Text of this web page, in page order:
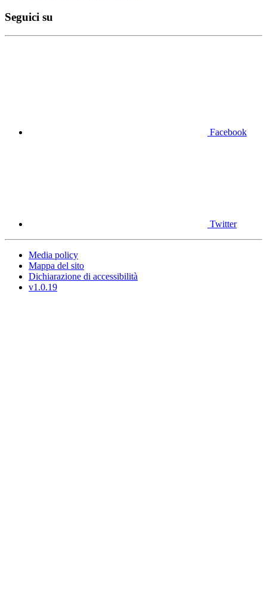
Seguici su
Facebook
Twitter
Media policy
Mappa del sito
Dichiarazione di accessibilità
v1.0.19